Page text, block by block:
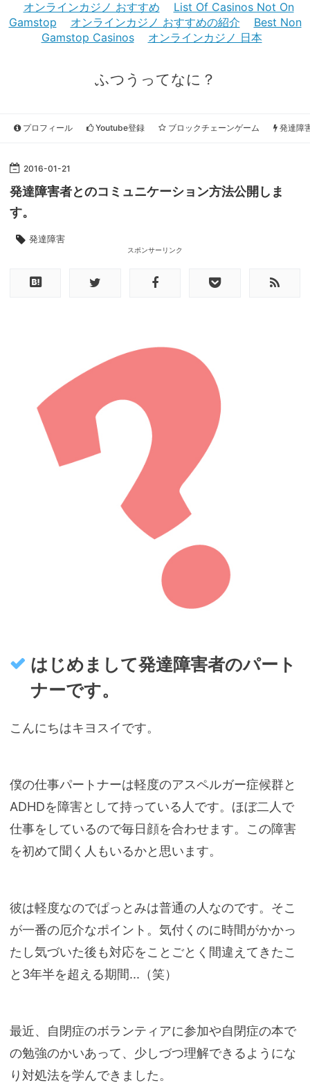
オンラインカジノ おすすめ
List Of Casinos Not On
Gamstop
オンラインカジノ おすすめの紹介
Best Non
Gamstop Casinos
オンラインカジノ 日本
ふつうってなに？
プロフィール Youtube登録 ブロックチェーンゲーム 発達障
2016-01-21
発達障害者とのコミュニケーション方法公開しま
す。
発達障害
スポンサーリンク
はじめまして発達障害者のパート
ナーです。
こんにちはキヨスイです。
僕の仕事パートナーは軽度のアスペルガー症候群と
ADHDを障害として持っている人です。ほぼ二人で
仕事をしているので毎日顔を合わせます。この障害
を初めて聞く人もいるかと思います。
彼は軽度なのでぱっとみは普通の人なのです。そこ
が一番の厄介なポイント。気付くのに時間がかかっ
たし気づいた後も対応をことごとく間違えてきたこ
と3年半を超える期間...（笑）
最近、自閉症のボランティアに参加や自閉症の本で
の勉強のかいあって、少しづつ理解できるようにな
り対処法を学んできました。